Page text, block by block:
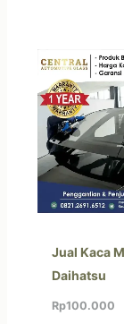
Jual Kaca
Daihatsu
Rp100.000